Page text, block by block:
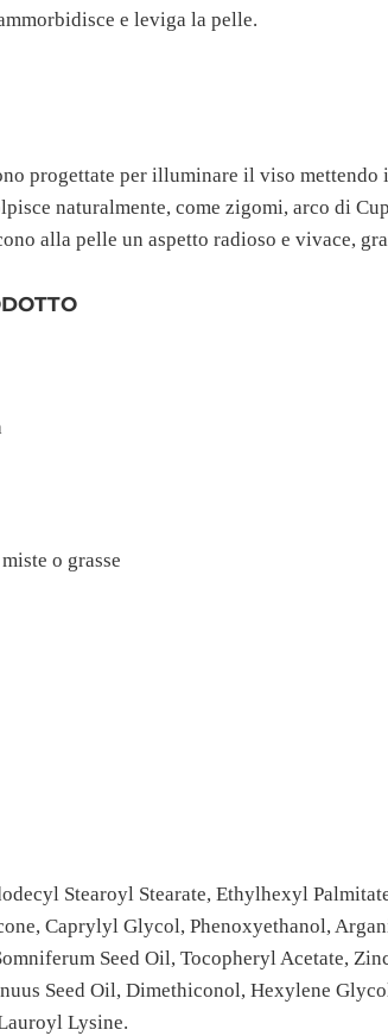
e leviga la pelle.
progettate per illuminare il viso mettendo
naturalmente, come zigomi, arco di
alla pelle un aspetto radioso e vivace,
o grasse
Stearoyl Stearate, Ethylhexyl
Caprylyl Glycol, Phenoxyethanol,
Seed Oil, Tocopheryl Acetate,
Seed Oil, Dimethiconol, Hexylene
Lysine.